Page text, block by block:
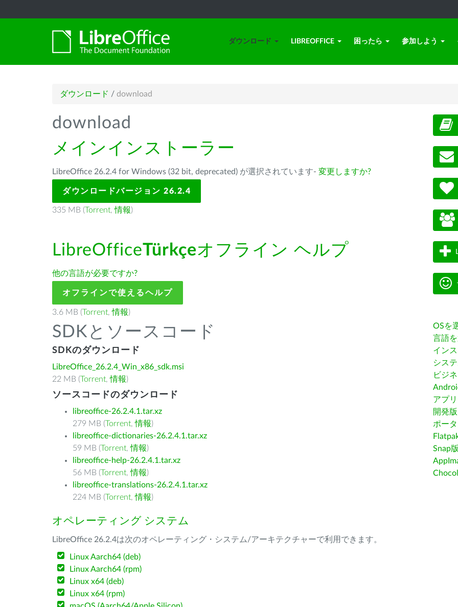
ダウンロード LIBREOFFICE 困ったら 参加しよう
ダウンロード / download
download
メインインストーラー
LibreOffice 26.2.4 for Windows (32 bit, deprecated) が選択されています- 変更しますか?
ダウンロードバージョン 26.2.4
335 MB (Torrent,情報)
LibreOfficeTürkçeオフライン ヘルプ
他の言語が必要ですか?
オフラインで使えるヘルプ
3.6 MB (Torrent,情報)
SDKとソースコード
SDKのダウンロード
LibreOffice_26.2.4_Win_x86_sdk.msi
22 MB (Torrent,情報)
ソースコードのダウンロード
libreoffice-26.2.4.1.tar.xz
279 MB (Torrent,情報)
libreoffice-dictionaries-26.2.4.1.tar.xz
59 MB (Torrent,情報)
libreoffice-help-26.2.4.1.tar.xz
56 MB (Torrent,情報)
libreoffice-translations-26.2.4.1.tar.xz
224 MB (Torrent,情報)
オペレーティング システム
LibreOffice 26.2.4は次のオペレーティング・システム/アーキテクチャーで利用できます。
Linux Aarch64 (deb)
Linux Aarch64 (rpm)
Linux x64 (deb)
Linux x64 (rpm)
OSを
言語
イン
シス
ビジ
アプ
開発版
ポー
Snap版